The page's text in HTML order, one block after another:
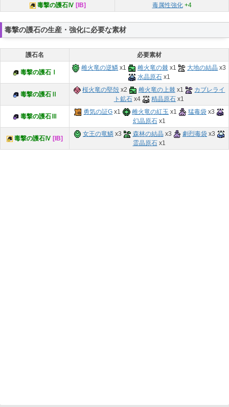
毒撃の護石Ⅳ [IB] 毒属性強化 +4
毒撃の護石の生産・強化に必要な素材
護石名 必要素材
毒撃の護石Ⅰ
雌火竜の逆鱗 x1 雌火竜の棘x1 大地の結晶 x3
水晶原石x1
毒撃の護石Ⅱ
桜火竜の堅殻 x2 雌火竜の上棘x1
カブレライ
ト鉱石x4 精晶原石 x1
毒撃の護石Ⅲ
勇気の証G x1 雌火竜の紅玉 x1 猛毒袋x3
幻晶原石x1
毒撃の護石Ⅳ [IB]
女王の竜鱗x3 森林の結晶x3 劇烈毒袋 x3
霊晶原石x1